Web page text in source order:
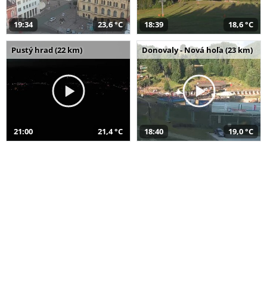
19:34 23,6 °C 18:39 18,6 °C
Pustý hrad (22 km)
21:00 21,4 °C
Donovaly - Nová hoľa (23 km)
18:40 19,0 °C